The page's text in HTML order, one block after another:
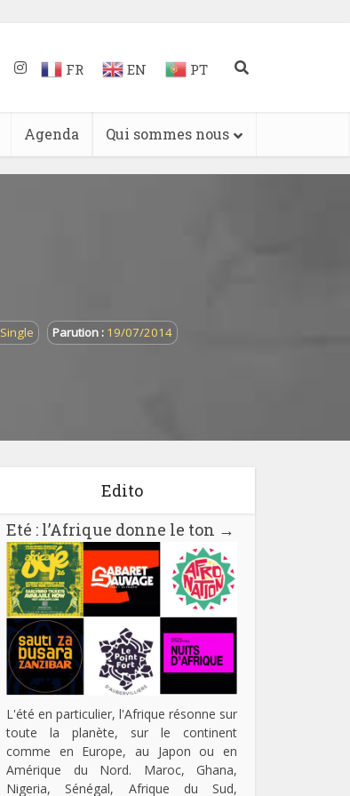
FR EN PT
Agenda Qui sommes nous
Single Parution : 19/07/2014
Edito
Eté : l’Afrique donne le ton →
L'été en particulier, l'Afrique résonne sur
toute la planète, sur le continent
comme en Europe, au Japon ou en
Amérique du Nord. Maroc, Ghana,
Nigeria, Sénégal, Afrique du Sud,